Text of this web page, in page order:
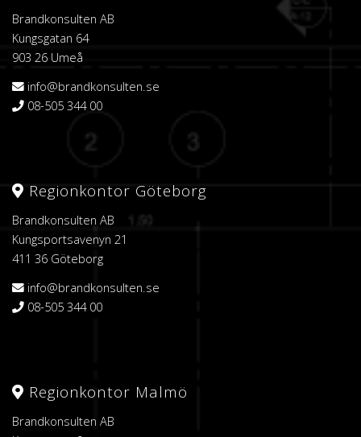
Brandkonsulten AB
Kungsgatan 64
903 26 Umeå
info@brandkonsulten.se
08-505 344 00
Regionkontor Göteborg
Brandkonsulten AB
Kungsportsavenyn 21
411 36 Göteborg
info@brandkonsulten.se
08-505 344 00
Regionkontor Malmö
Brandkonsulten AB